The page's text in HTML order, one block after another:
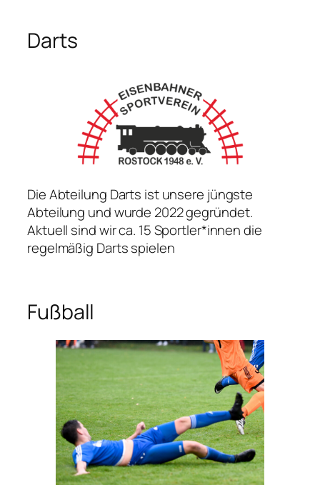
Darts
Die Abteilung Darts ist unsere jüngste
Abteilung und wurde 2022 gegründet.
Aktuell sind wir ca. 15 Sportler*innen die
regelmäßig Darts spielen
Fußball